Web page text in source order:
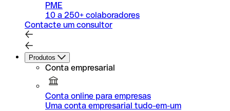
PME
10 a 250+ colaboradores
Contacte um consultor
Produtos
Conta empresarial
Conta online para empresas
Uma conta empresarial tudo-em-um